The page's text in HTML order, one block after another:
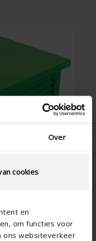
Over
cookies
en
om functies voor
ons websiteverkeer